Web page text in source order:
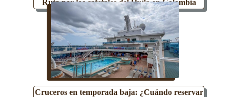
Ruta por los cafetales del Huila en Colombia
Cruceros en temporada baja: ¿Cuándo reservar